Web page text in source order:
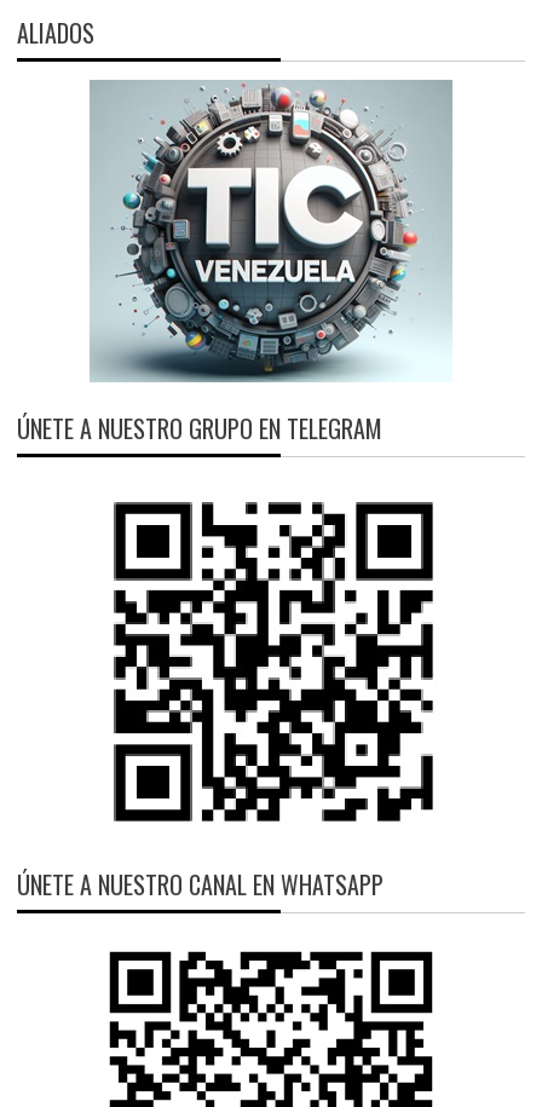
ALIADOS
ÚNETE A NUESTRO GRUPO EN TELEGRAM
ÚNETE A NUESTRO CANAL EN WHATSAPP